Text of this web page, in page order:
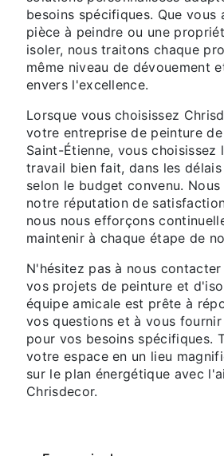
besoins spécifiques. Que vous
pièce à peindre ou une
isoler, nous traitons chaque
même niveau de dévouement
envers l'excellence.
Lorsque vous choisissez
votre entreprise de peinture
Saint-Étienne, vous choisissez
travail bien fait, dans les
selon le budget convenu.
notre réputation de
nous nous efforçons
maintenir à chaque étape de
N'hésitez pas à nous
vos projets de peinture et
équipe amicale est prête à
vos questions et à vous
pour vos besoins spécifiques.
votre espace en un lieu
sur le plan énergétique avec
Chrisdecor.